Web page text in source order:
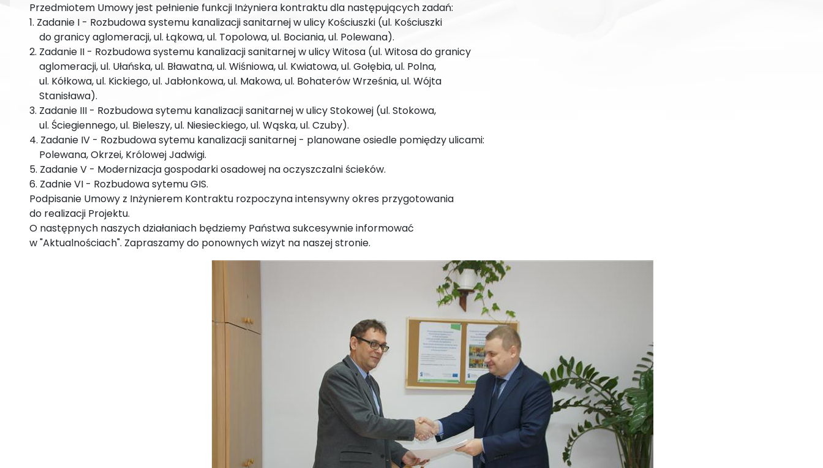
Przedmiotem Umowy jest pełnienie funkcji Inżyniera kontraktu dla następujących zadań:
1. Zadanie I - Rozbudowa systemu kanalizacji sanitarnej w ulicy Kościuszki (ul. Kościuszki
do granicy aglomeracji, ul. Łąkowa, ul. Topolowa, ul. Bociania, ul. Polewana).
2. Zadanie II - Rozbudowa systemu kanalizacji sanitarnej w ulicy Witosa (ul. Witosa do granicy
aglomeracji, ul. Ułańska, ul. Bławatna, ul. Wiśniowa, ul. Kwiatowa, ul. Gołębia, ul. Polna,
ul. Kółkowa, ul. Kickiego, ul. Jabłonkowa, ul. Makowa, ul. Bohaterów Września, ul. Wójta
Stanisława).
3. Zadanie III - Rozbudowa sytemu kanalizacji sanitarnej w ulicy Stokowej (ul. Stokowa,
ul. Ściegiennego, ul. Bieleszy, ul. Niesieckiego, ul. Wąska, ul. Czuby).
4. Zadanie IV - Rozbudowa sytemu kanalizacji sanitarnej - planowane osiedle pomiędzy ulicami:
Polewana, Okrzei, Królowej Jadwigi.
5. Zadanie V - Modernizacja gospodarki osadowej na oczyszczalni ścieków.
6. Zadnie VI - Rozbudowa sytemu GIS.
Podpisanie Umowy z Inżynierem Kontraktu rozpoczyna intensywny okres przygotowania
do realizacji Projektu.
O następnych naszych działaniach będziemy Państwa sukcesywnie informować
w "Aktualnościach". Zapraszamy do ponownych wizyt na naszej stronie.